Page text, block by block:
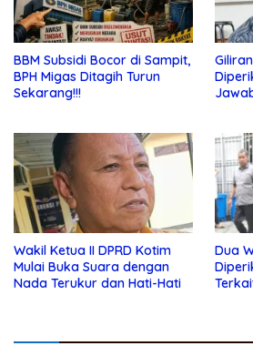
BBM Subsidi Bocor di Sampit,
BPH Migas Ditagih Turun
Sekarang!!!
Wakil Ketua II DPRD Kotim
Mulai Buka Suara dengan
Nada Terukur dan Hati-Hati
Dua